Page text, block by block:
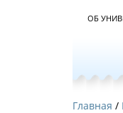
ОБ
Главная